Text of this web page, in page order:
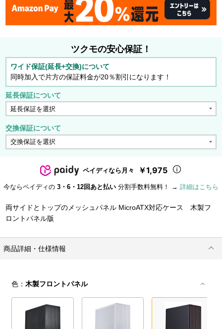
ツクモの安心保証！
ワイド保証(延長+交換)について
同時加入で片方の保証料金が20％割引になります！
延長保証について
交換保証について
ペイディなら月々 ￥1,975
今ならペイディの 3・6・12回あと払い 分割手数料無料！ → 詳細はこちら
両サイドとトップのメッシュパネル MicroATX対応ケース 木製フ
ロントパネル版
商品詳細・仕様情報
色：木製フロントパネル